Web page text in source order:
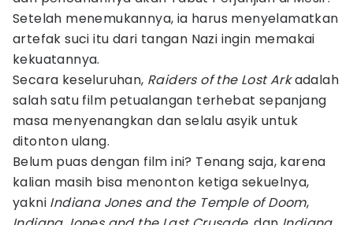
Setelah menemukannya, ia harus menyelamatkan
artefak suci itu dari tangan Nazi ingin memakai
kekuatannya.
Secara keseluruhan, Raiders of the Lost Arkadalah
salah satu film petualangan terhebat sepanjang
masa menyenangkan dan selalu asyik untuk
ditonton ulang.
Belum puas dengan film ini? Tenang saja, karena
kalian masih bisa menonton ketiga sekuelnya,
yakni Indiana Jones and the Temple of Doom,